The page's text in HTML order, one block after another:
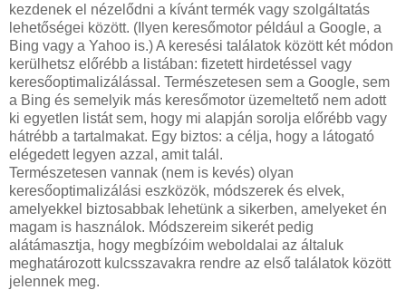
kezdenek el nézelődni a kívánt termék vagy szolgáltatás
lehetőségei között. (Ilyen keresőmotor például a Google, a
Bing vagy a Yahoo is.) A keresési találatok között két módon
kerülhetsz előrébb a listában: fizetett hirdetéssel vagy
keresőoptimalizálással. Természetesen sem a Google, sem
a Bing és semelyik más keresőmotor üzemeltető nem adott
ki egyetlen listát sem, hogy mi alapján sorolja előrébb vagy
hátrébb a tartalmakat. Egy biztos: a célja, hogy a látogató
elégedett legyen azzal, amit talál.
Természetesen vannak (nem is kevés) olyan
keresőoptimalizálási eszközök, módszerek és elvek,
amelyekkel biztosabbak lehetünk a sikerben, amelyeket én
magam is használok. Módszereim sikerét pedig
alátámasztja, hogy megbízóim weboldalai az általuk
meghatározott kulcsszavakra rendre az első találatok között
jelennek meg.